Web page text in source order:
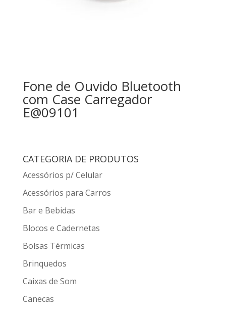
Fone de Ouvido Bluetooth
com Case Carregador
E@09101
CATEGORIA DE PRODUTOS
Acessórios p/ Celular
Acessórios para Carros
Bar e Bebidas
Blocos e Cadernetas
Bolsas Térmicas
Brinquedos
Caixas de Som
Canecas